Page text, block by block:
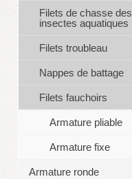
Filets de chasse des
insectes aquatiques
Filets troubleau
Nappes de battage
Filets fauchoirs
Armature pliable
Armature fixe
Armature ronde